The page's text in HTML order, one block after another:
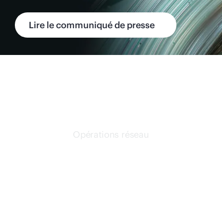
Lire le communiqué de presse
Opérations réseau